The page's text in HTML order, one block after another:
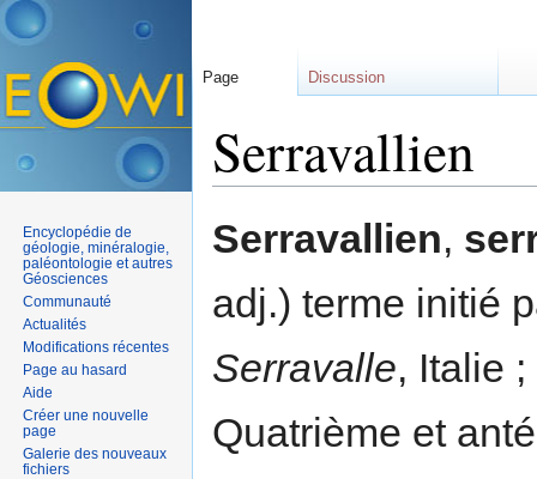
Serravallien
Serravallien,
adj.) terme initié
Serravalle, Italie
Quatrième et
Page Discussion
Encyclopédie de
géologie, minéralogie,
paléontologie et autres
Géosciences
Communauté
Actualités
Modifications récentes
Page au hasard
Aide
Créer une nouvelle
page
Galerie des nouveaux
fichiers